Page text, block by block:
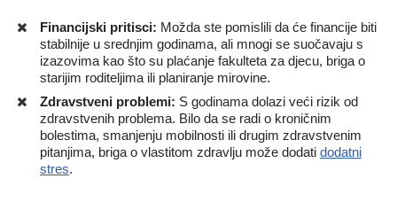
Financijski pritisci: Možda ste pomislili da će financije biti
stabilnije u srednjim godinama, ali mnogi se suočavaju s
izazovima kao što su plaćanje fakulteta za djecu, briga o
starijim roditeljima ili planiranje mirovine.
Zdravstveni problemi: S godinama dolazi veći rizik od
zdravstvenih problema. Bilo da se radi o kroničnim
bolestima, smanjenju mobilnosti ili drugim zdravstvenim
pitanjima, briga o vlastitom zdravlju može dodati dodatni
stres.